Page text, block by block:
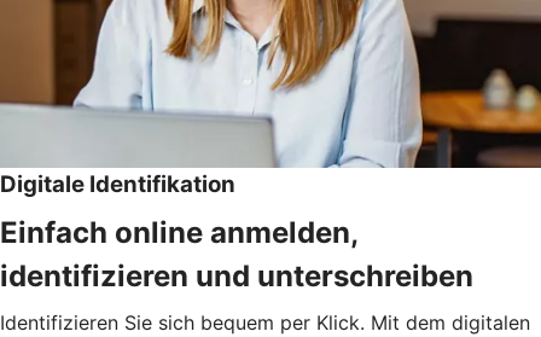
Digitale Identifikation
Einfach online anmelden,
identifizieren und unterschreiben
Identifizieren Sie sich bequem per Klick. Mit dem digitalen